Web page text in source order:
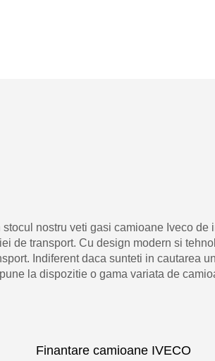
nostru veti gasi camioane Iveco de
de transport. Cu design modern si
Indiferent daca sunteti in cautarea
la dispozitie o gama variata de
Finantare camioane IVECO